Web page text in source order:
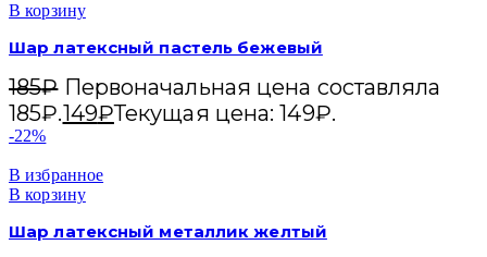
В корзину
Шар латексный пастель бежевый
185₽ Первоначальная цена составляла
185₽.149₽Текущая цена: 149₽.
-22%
В избранное
В корзину
Шар латексный металлик желтый